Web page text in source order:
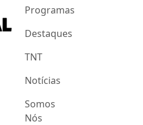
Programas
Destaques
TNT
Notícias
Somos
Nós